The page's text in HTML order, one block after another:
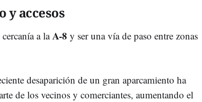
y accesos
a laA-8 y ser una vía de paso entre zonas
desaparición de un gran aparcamiento ha
de los vecinos y comerciantes, aumentando el